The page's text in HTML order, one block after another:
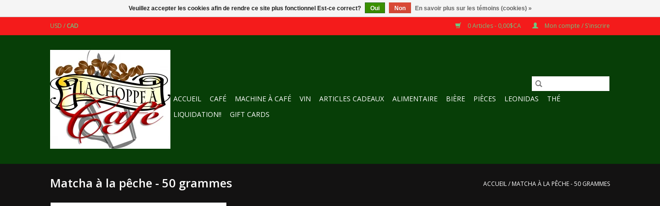
USD /CAD 0 Articles - 0,00$CA Mon compte / S'inscrire
ACCUEIL CAFÉ MACHINE À CAFÉ VIN ARTICLES CADEAUX ALIMENTAIRE BIÈRE PIÈCES LEONIDAS
THÉ
LIQUIDATION!!
GIFT CARDS
Matcha à la pêche - 50 grammes ACCUEIL/ MATCHA À LA PÊCHE - 50 GRAMMES
Veuillez accepter les cookies afin de rendre ce site plus fonctionnel Est-ce correct? Oui Non En savoir plus sur les témoins (cookies) »